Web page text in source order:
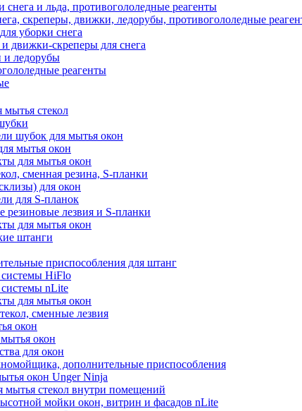
снега и льда, противогололедные реагенты
скреперы, движки, ледорубы, противогололедные
уборки снега
движки-скреперы для снега
и ледорубы
реагенты
мытья стекол
шубок для мытья окон
мытья окон
для мытья окон
сменная резина, S-планки
для окон
для S-планок
резиновые лезвия и S-планки
для мытья окон
штанги
приспособления для штанг
HiFlo
nLite
для мытья окон
сменные лезвия
окон
окон
для окон
дополнительные приспособления
окон Unger Ninja
мытья стекол внутри помещений
мойки окон, витрин и фасадов nLite